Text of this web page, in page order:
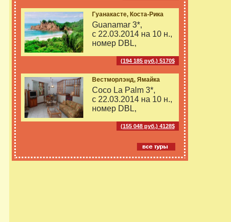
Гуанакасте, Коста-Рика
Guanamar 3*,
с 22.03.2014 на 10 н.,
номер DBL,
(194 185 руб.) 5170$
Вестморлэнд, Ямайка
Coco La Palm 3*,
с 22.03.2014 на 10 н.,
номер DBL,
(155 048 руб.) 4128$